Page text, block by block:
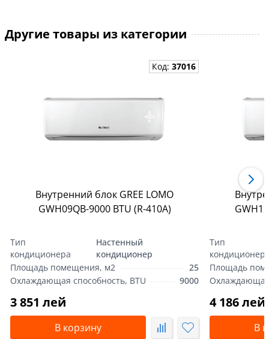
Другие товары из категории
Код:37016
Внутренний блок GREE LOMO
GWH09QB-9000 BTU (R-410А)
Тип
кондиционера
Настенный
кондиционер
Площадь помещения, м2
25
Охлаждающая способность, BTU
9000
3 851 лей
В корзину
Тип
Площадь
Охлаждающая
4 186 лей
В